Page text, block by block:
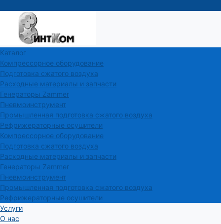
Каталог
Компрессорное оборудование
Подготовка сжатого воздуха
Расходные материалы и запчасти
Генераторы Zammer
Пневмоинструмент
Промышленная подготовка сжатого воздуха
Рефрижераторные осушители
Компрессорное оборудование
Подготовка сжатого воздуха
Расходные материалы и запчасти
Генераторы Zammer
Пневмоинструмент
Промышленная подготовка сжатого воздуха
Рефрижераторные осушители
Услуги
О нас